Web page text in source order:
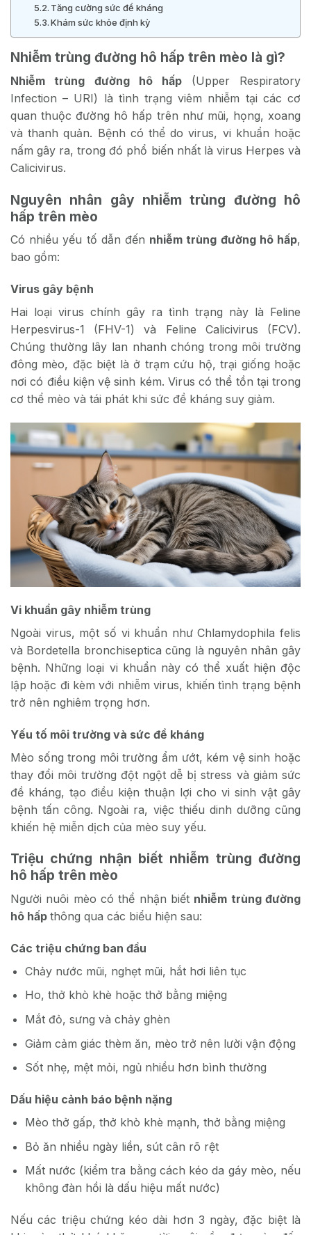
Tăng cường sức đề kháng
Khám sức khỏe định kỳ
Nhiễm trùng đường hô hấp trên mèo là gì?
Nhiễm trùng đường hô hấp (Upper Respiratory
Infection – URI) là tình trạng viêm nhiễm tại các cơ
quan thuộc đường hô hấp trên như mũi, họng, xoang
và thanh quản. Bệnh có thể do virus, vi khuẩn hoặc
nấm gây ra, trong đó phổ biến nhất là virus Herpes và
Calicivirus.
Nguyên nhân gây nhiễm trùng đường hô
hấp trên mèo
Có nhiều yếu tố dẫn đến nhiễm trùng đường hô hấp,
bao gồm:
Virus gây bệnh
Hai loại virus chính gây ra tình trạng này là Feline
Herpesvirus-1 (FHV-1) và Feline Calicivirus (FCV).
Chúng thường lây lan nhanh chóng trong môi trường
đông mèo, đặc biệt là ở trạm cứu hộ, trại giống hoặc
nơi có điều kiện vệ sinh kém. Virus có thể tồn tại trong
cơ thể mèo và tái phát khi sức đề kháng suy giảm.
Vi khuẩn gây nhiễm trùng
Ngoài virus, một số vi khuẩn nhưChlamydophila felis
và Bordetella bronchiseptica cũng là nguyên nhân gây
bệnh. Những loại vi khuẩn này có thể xuất hiện độc
lập hoặc đi kèm với nhiễm virus, khiến tình trạng bệnh
trở nên nghiêm trọng hơn.
Yếu tố môi trường và sức đề kháng
Mèo sống trong môi trường ẩm ướt, kém vệ sinh hoặc
thay đổi môi trường đột ngột dễ bị stress và giảm sức
đề kháng, tạo điều kiện thuận lợi cho vi sinh vật gây
bệnh tấn công. Ngoài ra, việc thiếu dinh dưỡng cũng
khiến hệ miễn dịch của mèo suy yếu.
Triệu chứng nhận biết nhiễm trùng đường
hô hấp trên mèo
Người nuôi mèo có thể nhận biết nhiễm trùng đường
hô hấp thông qua các biểu hiện sau:
Các triệu chứng ban đầu
Chảy nước mũi, nghẹt mũi, hắt hơi liên tục
Ho, thở khò khè hoặc thở bằng miệng
Mắt đỏ, sưng và chảy ghèn
Giảm cảm giác thèm ăn, mèo trở nên lười vận động
Sốt nhẹ, mệt mỏi, ngủ nhiều hơn bình thường
Dấu hiệu cảnh báo bệnh nặng
Mèo thở gấp, thở khò khè mạnh, thở bằng miệng
Bỏ ăn nhiều ngày liền, sút cân rõ rệt
Mất nước (kiểm tra bằng cách kéo da gáy mèo, nếu
không đàn hồi là dấu hiệu mất nước)
Nếu các triệu chứng kéo dài hơn 3 ngày, đặc biệt là